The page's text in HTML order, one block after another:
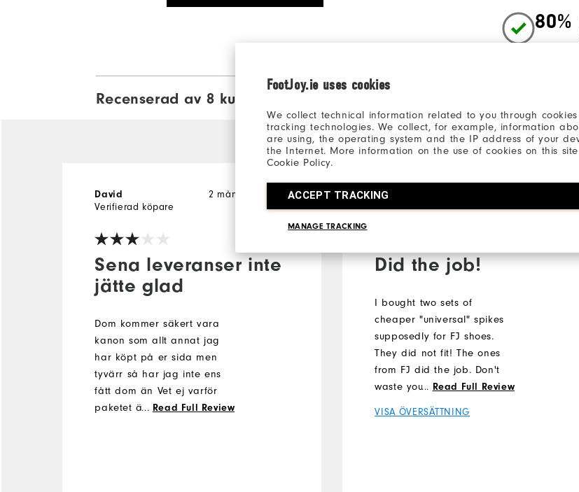
FootJoy.ie uses cookies
We collect technical information related to you through
tracking technologies. We collect, for example, information
are using, the operating system and the IP address of your
the Internet. More information on the use of cookies on this
Cookie Policy.
ACCEPT TRACKING
MANAGE TRACKING
80%
Recenserad av 8 kunder
Sena leveranser inte
jätte glad
2 månader sedan
David
Verifierad köpare
Dom kommer säkert vara
kanon som allt annat jag
har köpt på er sida men
tyvärr så har jag inte ens
fått dom än Vet ej varför
paketet är fast i Danmark
... Read Full Review
Did the job!
Jon
Verifierad köpare
I bought two sets of
cheaper "universal" spikes
supposedly for FJ shoes.
They did not fit! The ones
from FJ did the job. Don't
waste your money on
"cheaper" products!
... Read Full Review
VISA ÖVERSÄTTNING